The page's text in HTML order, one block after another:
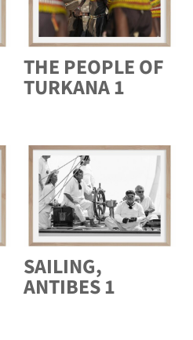
THE PEOPLE OF
TURKANA 1
SAILING,
ANTIBES 1